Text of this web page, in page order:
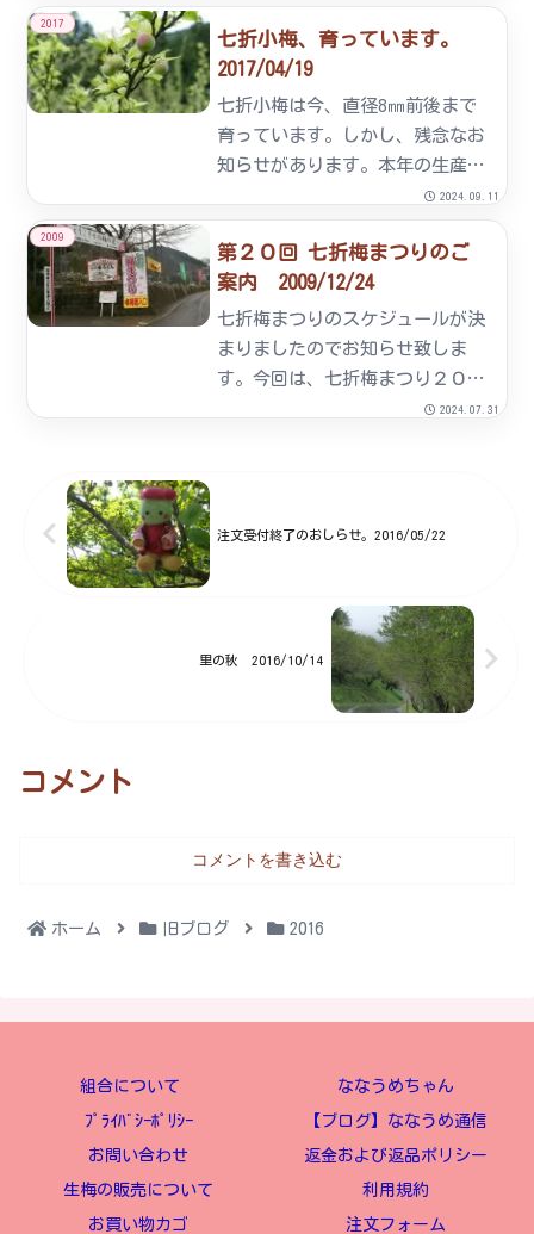
売は中止させていただきます。誠
に申し訳ございません。今後は下
記の製造元より購入いただきます
よう御願いします。 梅酒：栄
光...
2017
七折小梅、育っています。
2017/04/19
七折小梅は今、直径8㎜前後まで
育っています。しかし、残念なお
知らせがあります。本年の生産量
は平年の20～30％の見通しで
す。その原因は諸説あります。詳
しくは梅に聞いてみないと分かり
ませんが一つには花の期間が低温
であったことが考えられます。
5...
2024.09.11
2009
第２０回 七折梅まつりのご
案内 2009/12/24
七折梅まつりのスケジュールが決
まりましたのでお知らせ致しま
す。今回は、七折梅まつり２０周
年を記念して恒例イベントに加
催期間】 平成２２年２月２０日
2024.07.31
注文受付終了のおしらせ。2016/05/22
里の秋 2016/10/14
コメント
コメントを書き込む
ホーム 旧ブログ 2016
組合について ななうめちゃん
ﾌﾟﾗｲﾊﾞｼｰﾎﾟﾘｼｰ 【ブログ】ななうめ通信
お問い合わせ 返金および返品ポリシー
生梅の販売について 利用規約
お買い物カゴ 注文フォーム